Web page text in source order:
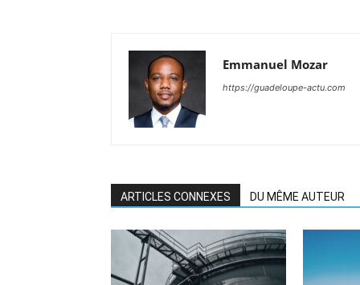
Emmanuel Mozar
https://guadeloupe-actu.com
ARTICLES CONNEXES DU MÊME AUTEUR